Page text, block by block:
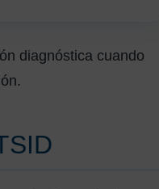
diagnóstica cuando